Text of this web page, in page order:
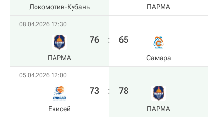
Локомотив-Кубань ПАРМА
08.04.2026 17:30
ПАРМА
76 : 65
Самара
05.04.2026 12:00
Енисей
73 : 78
ПАРМА